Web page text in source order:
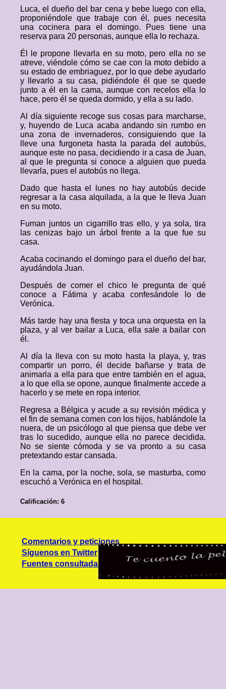
Luca, el dueño del bar cena y bebe luego con ella,
proponiéndole que trabaje con él, pues necesita
una cocinera para el domingo. Pues tiene una
reserva para 20 personas, aunque ella lo rechaza.
Él le propone llevarla en su moto, pero ella no se
atreve, viéndole cómo se cae con la moto debido a
su estado de embriaguez, por lo que debe ayudarlo
y llevarlo a su casa, pidiéndole él que se quede
junto a él en la cama, aunque con recelos ella lo
hace, pero él se queda dormido, y ella a su lado.
Al día siguiente recoge sus cosas para marcharse,
y, huyendo de Luca acaba andando sin rumbo en
una zona de invernaderos, consiguiendo que la
lleve una furgoneta hasta la parada del autobús,
aunque este no pasa, decidiendo ir a casa de Juan,
al que le pregunta si conoce a alguien que pueda
llevarla, pues el autobús no llega.
Dado que hasta el lunes no hay autobús decide
regresar a la casa alquilada, a la que le lleva Juan
en su moto.
Fuman juntos un cigarrillo tras ello, y ya sola, tira
las cenizas bajo un árbol frente a la que fue su
casa.
Acaba cocinando el domingo para el dueño del bar,
ayudándola Juan.
Después de comer el chico le pregunta de qué
conoce a Fátima y acaba confesándole lo de
Verónica.
Más tarde hay una fiesta y toca una orquesta en la
plaza, y al ver bailar a Luca, ella sale a bailar con
él.
Al día la lleva con su moto hasta la playa, y, tras
compartir un porro, él decide bañarse y trata de
animarla a ella para que entre también en el agua,
a lo que ella se opone, aunque finalmente accede a
hacerlo y se mete en ropa interior.
Regresa a Bélgica y acude a su revisión médica y
el fin de semana comen con los hijos, hablándole la
nuera, de un psicólogo al que piensa que debe ver
tras lo sucedido, aunque ella no parece decidida.
No se siente cómoda y se va pronto a su casa
pretextando estar cansada.
En la cama, por la noche, sola, se masturba, como
escuchó a Verónica en el hospital.
Calificación: 6
Comentarios y peticiones
Síguenos en Twitter
Fuentes consultadas